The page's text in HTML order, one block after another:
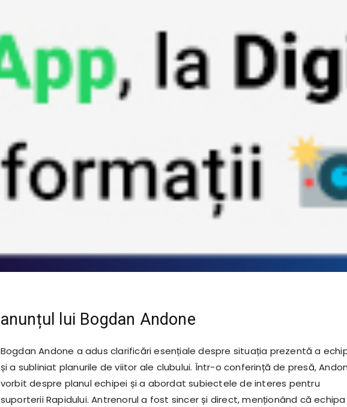
anunțul lui Bogdan Andone
Bogdan Andone a adus clarificări esențiale despre situația prezentă a
și a subliniat planurile de viitor ale clubului. Într-o conferință de presă,
vorbit despre planul echipei și a abordat subiectele de interes pentru
suporterii Rapidului. Antrenorul a fost sincer și direct, menționând că echipa